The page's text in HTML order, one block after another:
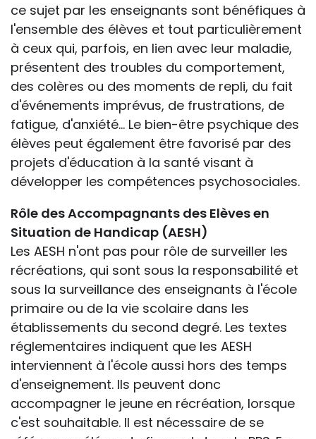
ce sujet par les enseignants sont bénéfiques à
l'ensemble des élèves et tout particulièrement
à ceux qui, parfois, en lien avec leur maladie,
présentent des troubles du comportement,
des colères ou des moments de repli, du fait
d'événements imprévus, de frustrations, de
fatigue, d'anxiété... Le bien-être psychique des
élèves peut également être favorisé par des
projets d'éducation à la santé visant à
développer les compétences psychosociales.
Rôle des Accompagnants des Elèves en
Situation de Handicap (AESH)
Les AESH n'ont pas pour rôle de surveiller les
récréations, qui sont sous la responsabilité et
sous la surveillance des enseignants à l'école
primaire ou de la vie scolaire dans les
établissements du second degré. Les textes
réglementaires indiquent que les AESH
interviennent à l'école aussi hors des temps
d'enseignement. Ils peuvent donc
accompagner le jeune en récréation, lorsque
c'est souhaitable. Il est nécessaire de se